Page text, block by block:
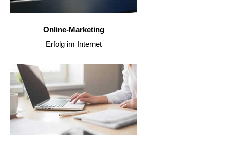
Online-Marketing
Erfolg im Internet